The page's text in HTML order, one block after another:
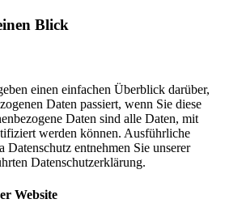
Blick
einen einfachen Überblick darüber,
Daten passiert, wenn Sie diese
Daten sind alle Daten, mit
werden können. Ausführliche
entnehmen Sie unserer
Datenschutzerklärung.
Website